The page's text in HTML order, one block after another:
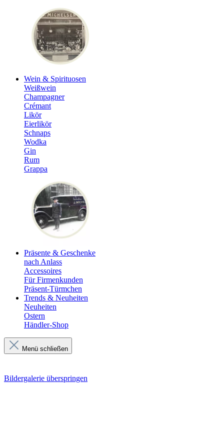
Wein & Spirituosen
Weißwein
Champagner
Crémant
Likör
Eierlikör
Schnaps
Wodka
Gin
Rum
Grappa
Präsente & Geschenke
nach Anlass
Accessoires
Für Firmenkunden
Präsent-Türmchen
Trends & Neuheiten
Neuheiten
Ostern
Händler-Shop
Menü schließen
Bildergalerie überspringen